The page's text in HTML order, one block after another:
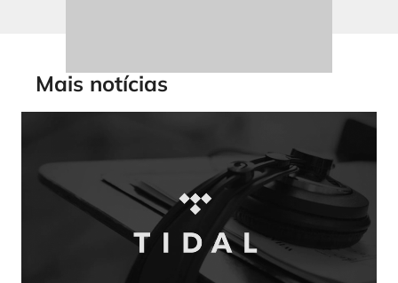
Mais notícias